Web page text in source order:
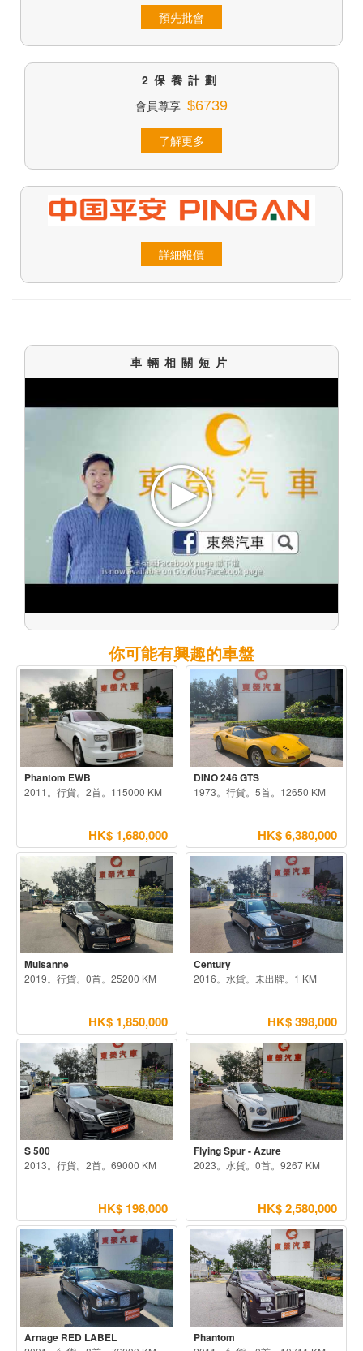
預先批會
2保養計劃
會員尊享 $6739
了解更多
詳細報價
車輛相關短片
你可能有興趣的車盤
Phantom EWB
2011。行貨。2首。115000 KM
HK$ 1,680,000
DINO 246 GTS
1973。行貨。5首。12650 KM
HK$ 6,380,000
Mulsanne
2019。行貨。0首。25200 KM
HK$ 1,850,000
Century
2016。水貨。未出牌。1 KM
HK$ 398,000
S 500
2013。行貨。2首。69000 KM
HK$ 198,000
Flying Spur - Azure
2023。水貨。0首。9267 KM
HK$ 2,580,000
Arnage RED LABEL Phantom